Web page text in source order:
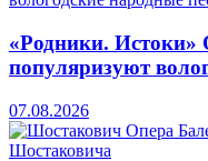
«Родники. Истоки»
популяризуют
07.08.2026